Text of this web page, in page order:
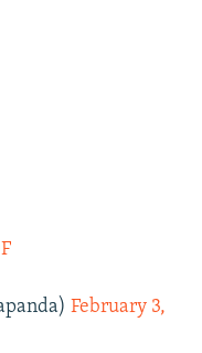
February 3,